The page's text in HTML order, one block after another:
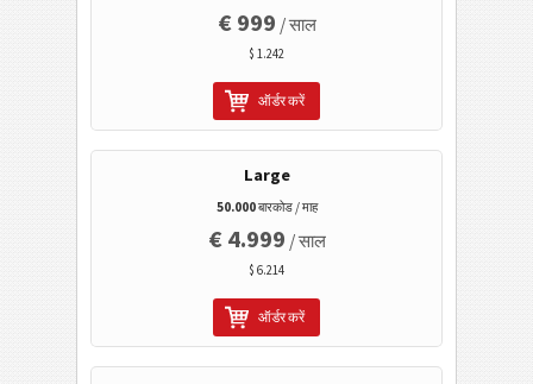
आईएसबीएन कोड
बिजनेस कार्ड
कैलेंडर कोड
वाई-फाई बारकोड
€ 999 / साल
$ 1.242
ऑर्डर करें
Large
50.000बारकोड / माह
€ 4.999 / साल
$ 6.214
ऑर्डर करें